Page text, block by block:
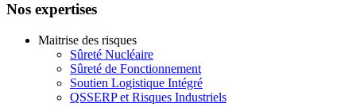
Nos expertises
Maitrise des risques
Sûreté Nucléaire
Sûreté de Fonctionnement
Soutien Logistique Intégré
QSSERP et Risques Industriels